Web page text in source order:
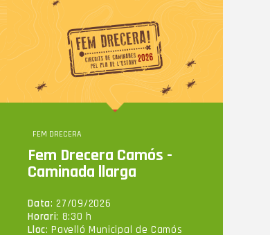
FEM DRECERA
Fem Drecera Camós -
Caminada llarga
Data: 27/09/2026
Horari: 8:30 h
Lloc: Pavelló Municipal de Camós